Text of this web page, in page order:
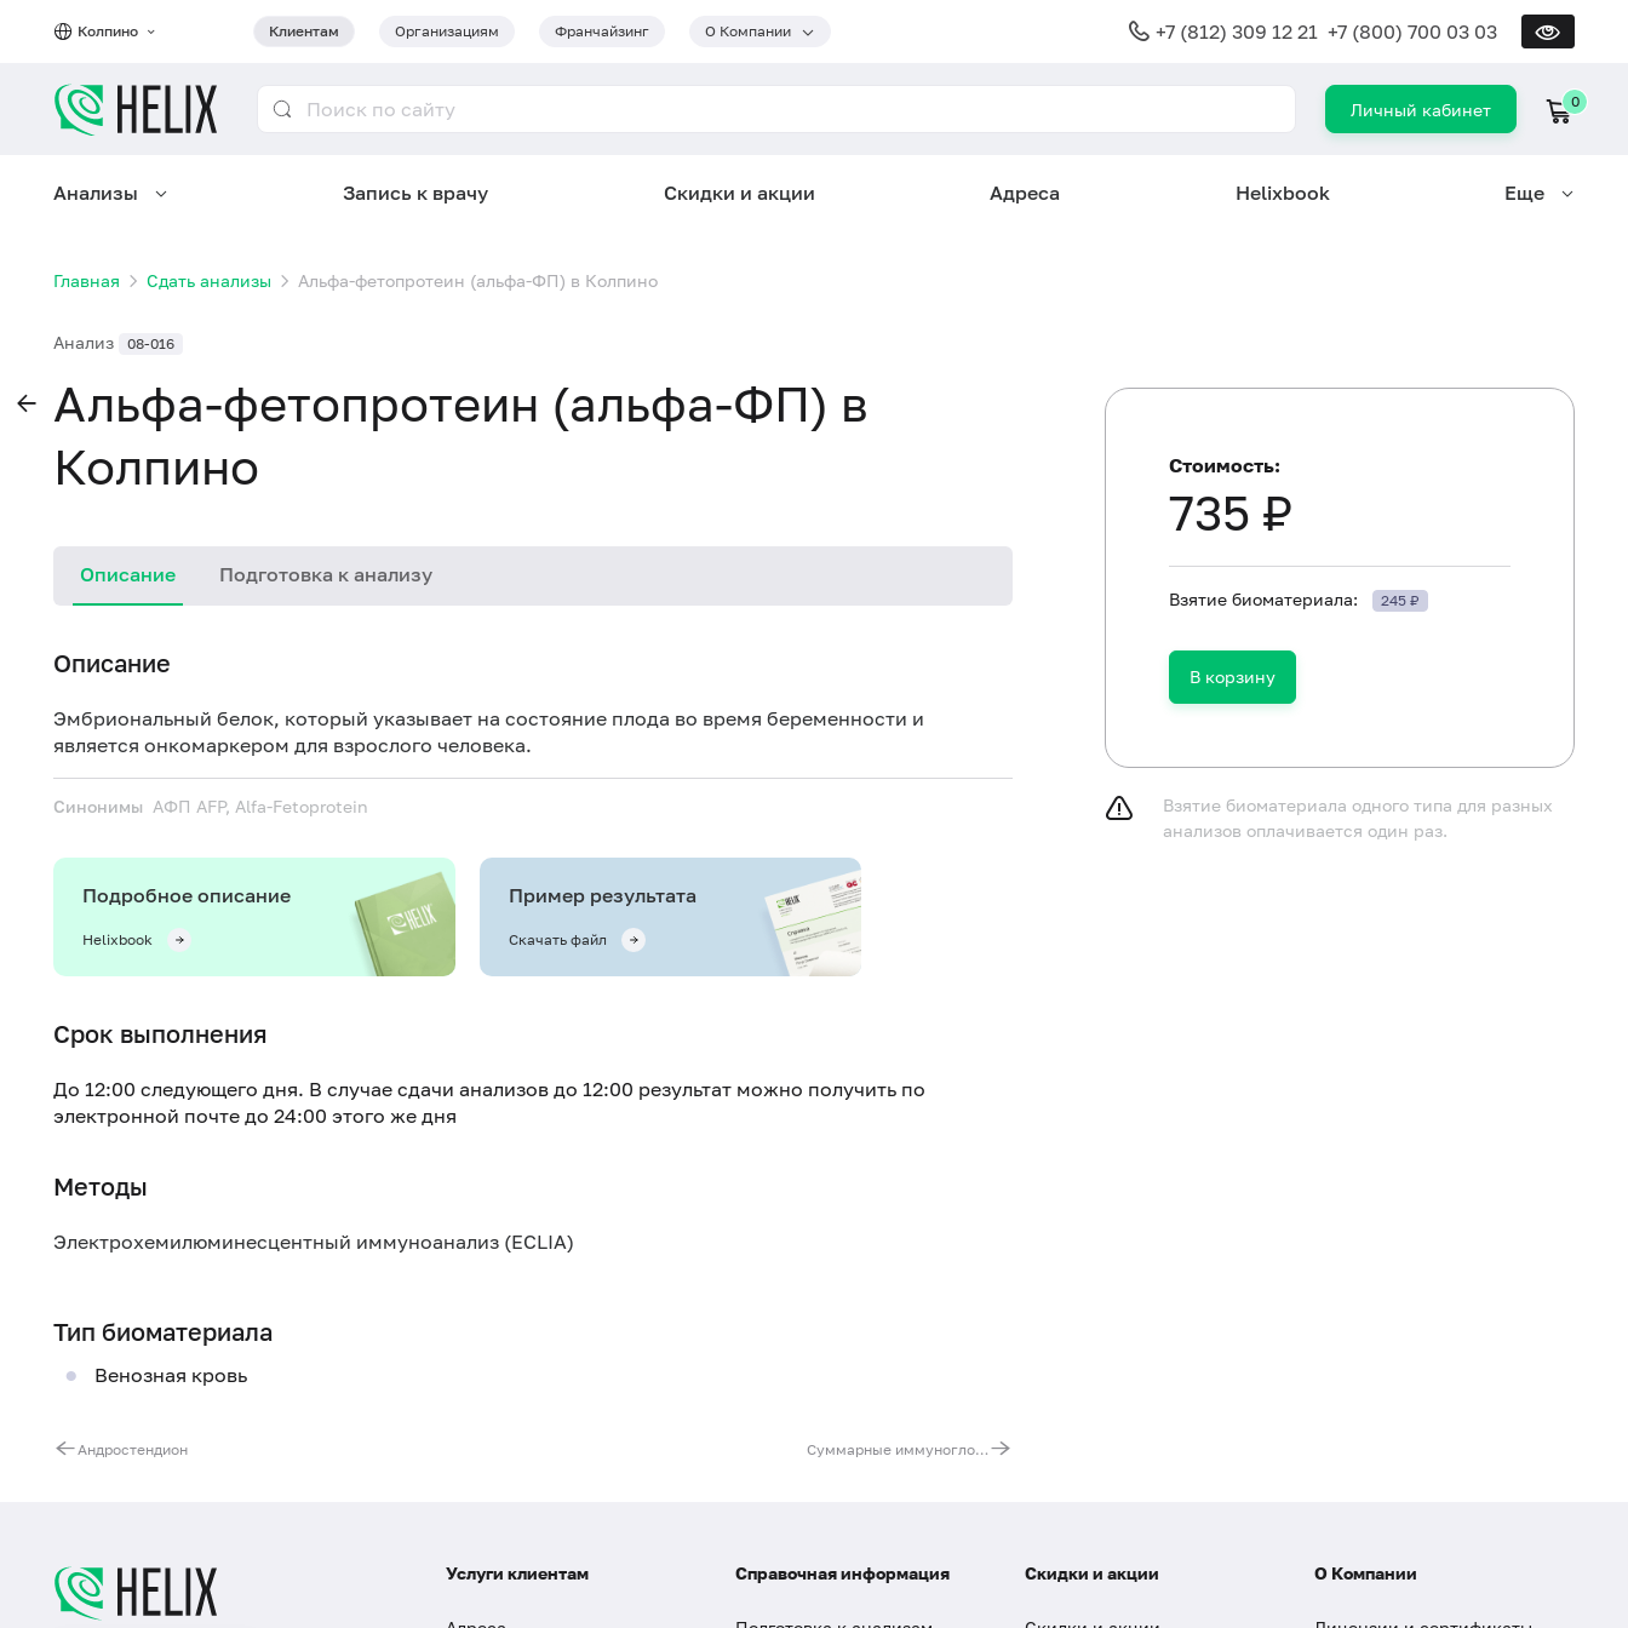
Колпино Клиентам Организациям Франчайзинг О Компании +7 (812) 309 12 21 +7 (800) 700 03 03
Личный кабинет 0
Анализы Запись к врачу Скидки и акции Адреса Helixbook Еще
Главная Сдать анализы Альфа-фетопротеин (альфа-ФП) в Колпино
Анализ 08-016
Альфа-фетопротеин (альфа-ФП) в
Колпино
Описание Подготовка к анализу
Описание
Эмбриональный белок, который указывает на состояние плода во время беременности и
является онкомаркером для взрослого человека.
Синонимы АФП AFP, Alfa-Fetoprotein
Подробное описание
Helixbook
Пример результата
Скачать файл
Срок выполнения
До 12:00 следующего дня. В случае сдачи анализов до 12:00 результат можно получить по
электронной почте до 24:00 этого же дня
Методы
Электрохемилюминесцентный иммуноанализ (ECLIA)
Тип биоматериала
Венозная кровь
Андростендион Суммарные иммуноглобулины E (IgE) в сыворотке
Не курить в течение 30 минут до исследования.
Стоимость:
735 ₽
Взятие биоматериала: 245 ₽
В корзину
Взятие биоматериала одного типа для разных
анализов оплачивается один раз.
Услуги клиентам Справочная информация Скидки и акции О Компании